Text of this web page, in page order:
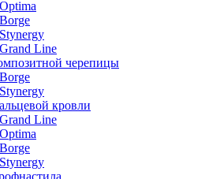
Optima
Borge
Stynergy
Grand Line
черепицы
Borge
Stynergy
кровли
Grand Line
Optima
Borge
Stynergy